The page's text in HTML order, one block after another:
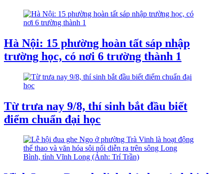
Hà Nội: 15 phường hoàn tất sáp nhập
trường học, có nơi 6 trường thành 1
Từ trưa nay 9/8, thí sinh bắt đầu biết
điểm chuẩn đại học